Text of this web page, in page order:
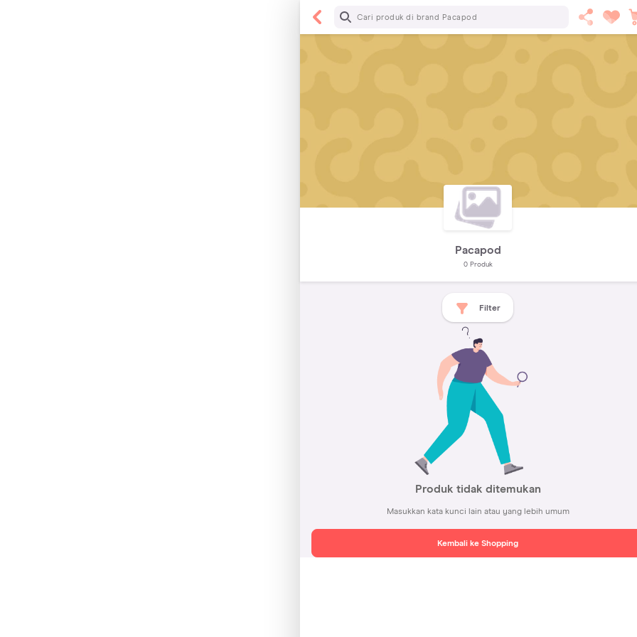
Pacapod
0Produk
Filter
Produk tidak ditemukan
Masukkan kata kunci lain atau yang lebih umum
Kembali ke Shopping